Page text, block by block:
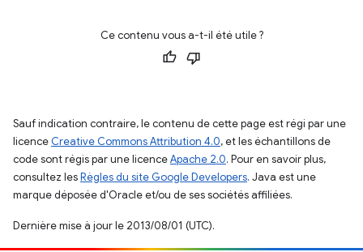
Ce contenu vous a-t-il été utile ?
Sauf indication contraire, le contenu de cette page est régi par une
licence Creative Commons Attribution 4.0, et les échantillons de
code sont régis par une licenceApache 2.0. Pour en savoir plus,
consultez lesRègles du site Google Developers. Java est une
marque déposée d'Oracle et/ou de ses sociétés affiliées.
Dernière mise à jour le 2013/08/01 (UTC).